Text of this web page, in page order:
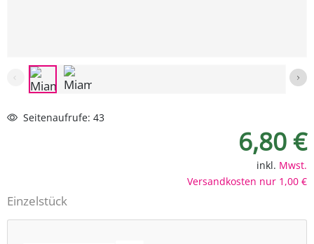
Seitenaufrufe: 43
6,80 €
inkl. Mwst.
Versandkosten nur 1,00 €
Einzelstück